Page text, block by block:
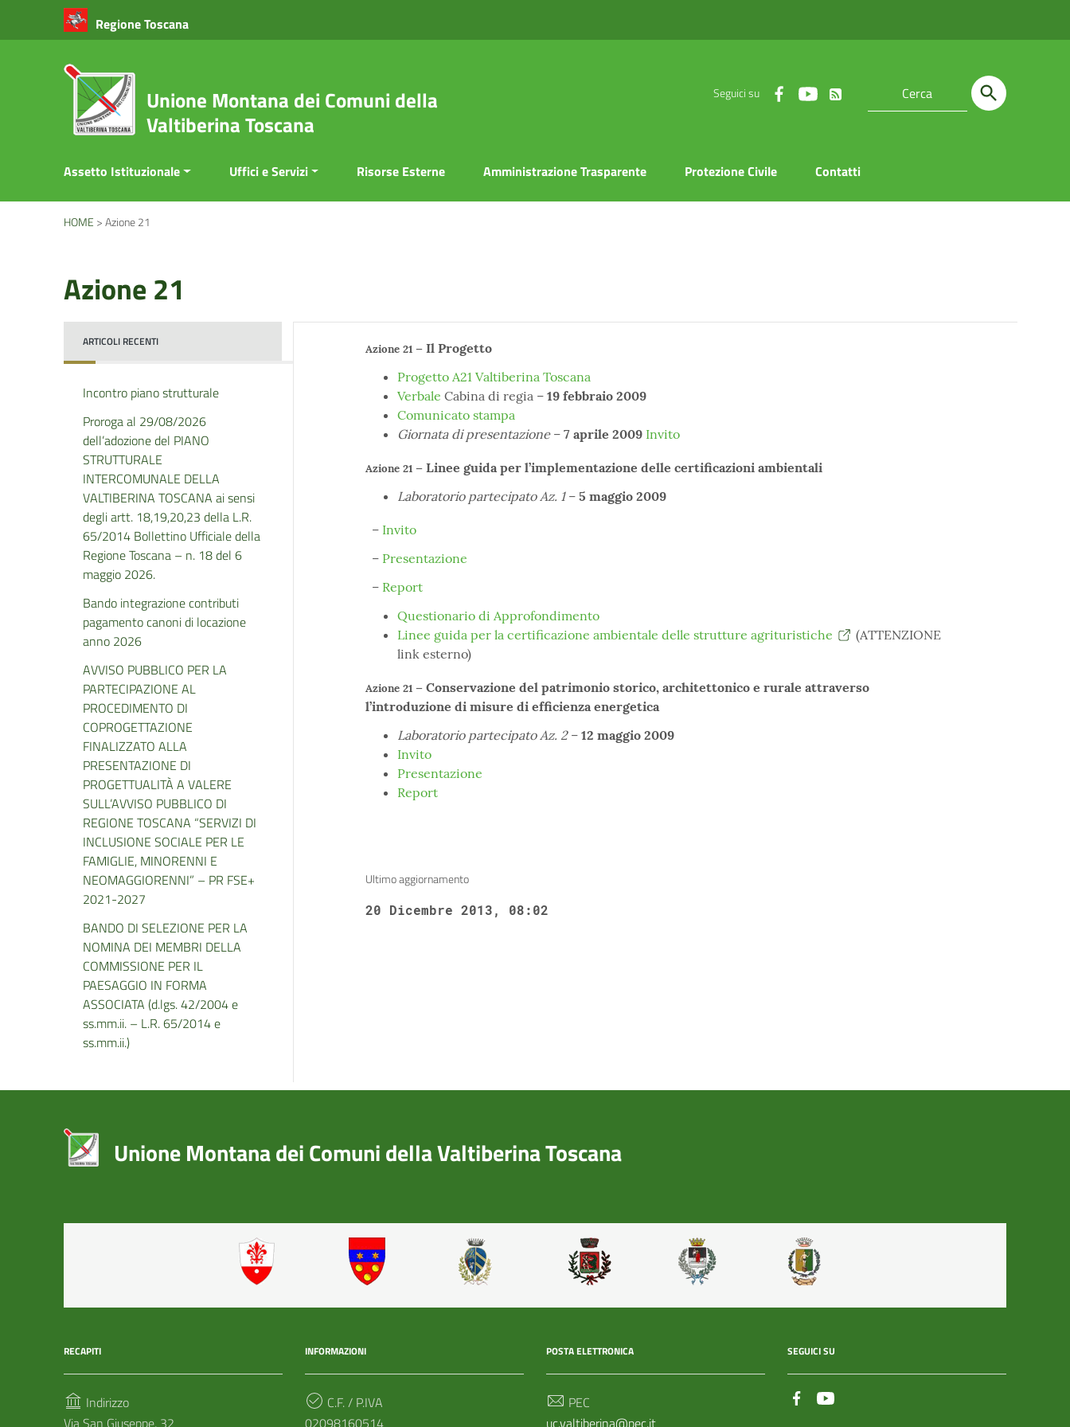
Vai ai contenuti
Vai al menu di navigazione
Regione Toscana
Unione Montana dei Comuni della
Valtiberina Toscana
Seguici su
Assetto Istituzionale Uffici e Servizi Risorse Esterne Amministrazione Trasparente Protezione Civile Contatti
HOME >Azione 21
Azione 21
ARTICOLI RECENTI
Incontro piano strutturale
Proroga al 29/08/2026
dell’adozione del PIANO
STRUTTURALE
INTERCOMUNALE DELLA
VALTIBERINA TOSCANA ai sensi
degli artt. 18,19,20,23 della L.R.
65/2014 Bollettino Ufficiale della
Regione Toscana – n. 18 del 6
maggio 2026.
Bando integrazione contributi
pagamento canoni di locazione
anno 2026
AVVISO PUBBLICO PER LA
PARTECIPAZIONE AL
PROCEDIMENTO DI
COPROGETTAZIONE
FINALIZZATO ALLA
PRESENTAZIONE DI
PROGETTUALITÀ A VALERE
SULL’AVVISO PUBBLICO DI
REGIONE TOSCANA “SERVIZI DI
INCLUSIONE SOCIALE PER LE
FAMIGLIE, MINORENNI E
NEOMAGGIORENNI” – PR FSE+
2021-2027
BANDO DI SELEZIONE PER LA
NOMINA DEI MEMBRI DELLA
COMMISSIONE PER IL
PAESAGGIO IN FORMA
ASSOCIATA (d.lgs. 42/2004 e
ss.mm.ii. – L.R. 65/2014 e
ss.mm.ii.)
Azione 21– Il Progetto
Progetto A21 Valtiberina Toscana
Verbale Cabina di regia – 19 febbraio 2009
Comunicato stampa
Giornata di presentazione– 7 aprile 2009 Invito
Azione 21– Linee guida per l’implementazione delle certificazioni ambientali
Laboratorio partecipato Az. 1– 5 maggio 2009
– Invito
– Presentazione
– Report
Questionario di Approfondimento
Linee guida per la certificazione ambientale delle strutture agrituristiche
(ATTENZIONE
link esterno)
Azione 21– Conservazione del patrimonio storico, architettonico e rurale attraverso
l’introduzione di misure di efficienza energetica
Laboratorio partecipato Az. 2– 12 maggio 2009
Invito
Presentazione
Report
Ultimo aggiornamento
20 Dicembre 2013, 08:02
Unione Montana dei Comuni della Valtiberina Toscana
RECAPITI
Indirizzo
Via San Giuseppe, 32
INFORMAZIONI
C.F. / P.IVA
02098160514
POSTA ELETTRONICA
PEC
uc.valtiberina@pec.it
SEGUICI SU